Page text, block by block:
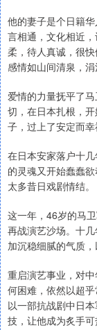
他的妻子是个日籍
言相通，文化相近
柔，待人真诚，很
感情如山间清泉，涓
爱情的力量抚平了
切，在日本扎根，
子，过上了安定而幸
在日本安家落户十
的灵魂又开始蠢蠢
太多昔日戏剧情结。
这一年，46岁的马
再战演艺沙场。十
加沉稳细腻的气质
重启演艺事业，对
何困难，依然以超
以一部抗战剧中日
技，让他成为炙手可